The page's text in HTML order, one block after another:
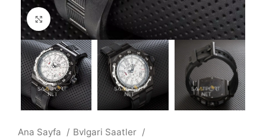
Büyütmek için tıklayın
Ana Sayfa
Bvlgari Saatler